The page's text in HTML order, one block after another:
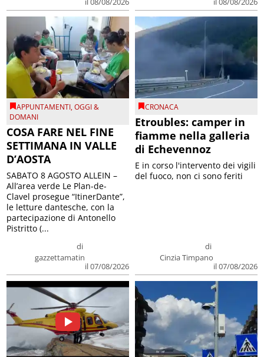
APPUNTAMENTI,OGGI &
DOMANI
COSA FARE NEL FINE
SETTIMANA IN VALLE
D’AOSTA
di
gazzettamatin
il 07/08/2026
SABATO 8 AGOSTO ALLEIN –
All’area verde Le Plan-de-
Clavel prosegue “ItinerDante”,
le letture dantesche, con la
partecipazione di Antonello
Pistritto (...
CRONACA
Etroubles: camper in
fiamme nella galleria
di Echevennoz
di
Cinzia Timpano
il 07/08/2026
E in corso l'intervento dei vigili
del fuoco, non ci sono feriti